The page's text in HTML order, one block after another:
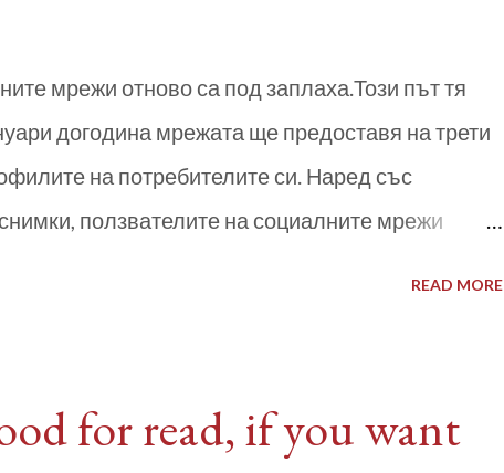
мрежи отново са под заплаха.Този път тя
догодина мрежата ще предоставя на трети
на потребителите си. Наред със
ползвателите на социалните мрежи
тях в различна степен доброволно е изложил
READ MORE
for read, if you want